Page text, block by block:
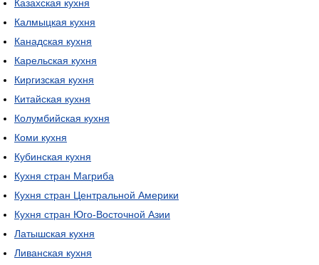
Казахская кухня
Калмыцкая кухня
Канадская кухня
Карельская кухня
Киргизская кухня
Китайская кухня
Колумбийская кухня
Коми кухня
Кубинская кухня
Кухня стран Магриба
Кухня стран Центральной Америки
Кухня стран Юго-Восточной Азии
Латышская кухня
Ливанская кухня